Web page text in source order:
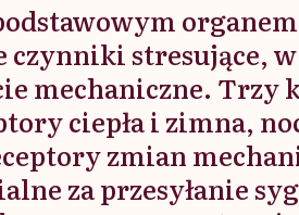
czynniki stresujące,
mechaniczne. Trzy
ciepła i zimna,
zmian
za przesyłanie